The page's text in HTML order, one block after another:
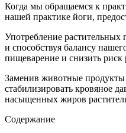
Когда мы обращаемся к
нашей практике йоги,
Употребление
и способствуя балансу
пищеварение и снизить риск
Заменив животные продукты
стабилизировать кровяное
насыщенных жиров
Содержание